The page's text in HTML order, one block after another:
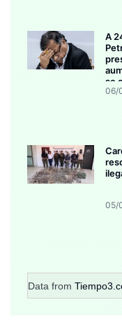
A
se
06/
05/
Data from